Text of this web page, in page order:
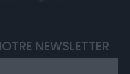
NEWSLETTER